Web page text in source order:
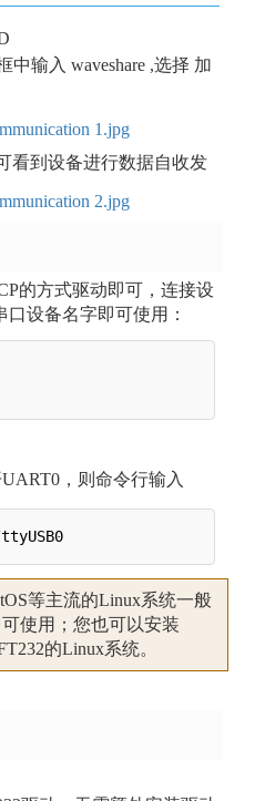
中输入 waveshare ,选择 加
看到设备进行数据自收发
的方式驱动即可，连接设
设备名字即可使用：
，则命令行输入
等主流的Linux系统一般
使用；您也可以安装
的Linux系统。